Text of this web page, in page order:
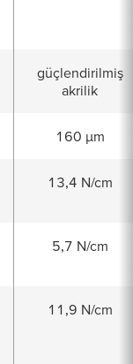
güçlendirilmiş
akrilik
160 µm
13,4 N/cm
5,7 N/cm
11,9 N/cm